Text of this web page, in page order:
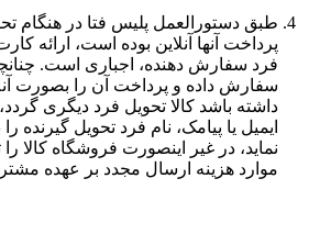
طبق دستورالعمل پلیس فتا در هنگام
پرداخت آنها آنلاین بوده است، ارائه
فرد سفارش دهنده، اجباری است.
سفارش داده و پرداخت آن را بصورت
داشته باشد کالا تحویل فرد دیگری
ایمیل یا پیامک، نام فرد تحویل گیرنده
نماید، در غیر اینصورت فروشگاه کالا را
موارد هزینه ارسال مجدد بر عهده